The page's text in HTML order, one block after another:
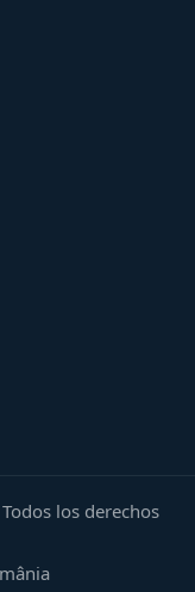
Todos los derechos